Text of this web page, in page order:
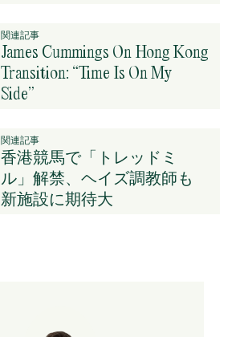
関連記事
James Cummings On Hong Kong
Transition: “Time Is On My
Side”
関連記事
香港競馬で「トレッドミ
ル」解禁、ヘイズ調教師も
新施設に期待大